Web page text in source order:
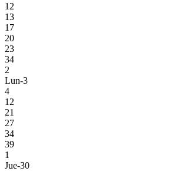
12
13
17
20
23
34
2
Lun-3
4
12
21
27
34
39
1
Jue-30